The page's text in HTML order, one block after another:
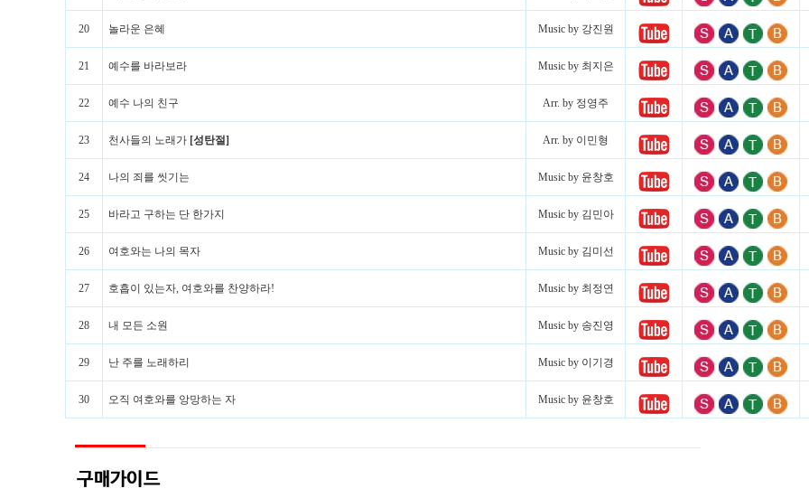
20 놀라운 은혜 Music by 강진원
21 예수를 바라보라 Music by 최지은
22 예수 나의 친구 Arr. by 정영주
23 천사들의 노래가 [성탄절] Arr. by 이민형
24 나의 죄를 씻기는 Music by 윤창호
25 바라고 구하는 단 한가지 Music by 김민아
26 여호와는 나의 목자 Music by 김미선
27 호흡이 있는자, 여호와를 찬양하라! Music by 최정연
28 내 모든 소원 Music by 송진영
29 난 주를 노래하리 Music by 이기경
30 오직 여호와를 앙망하는 자 Music by 윤창호